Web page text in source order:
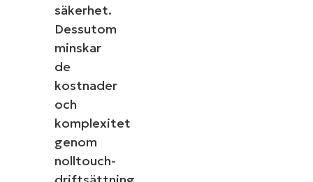
säkerhet.
Dessutom
minskar
de
kostnader
och
komplexitet
genom
nolltouch-